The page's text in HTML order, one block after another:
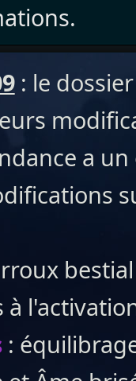
: le
a
: